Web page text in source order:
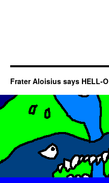
Frater Aloisius says HELL-O